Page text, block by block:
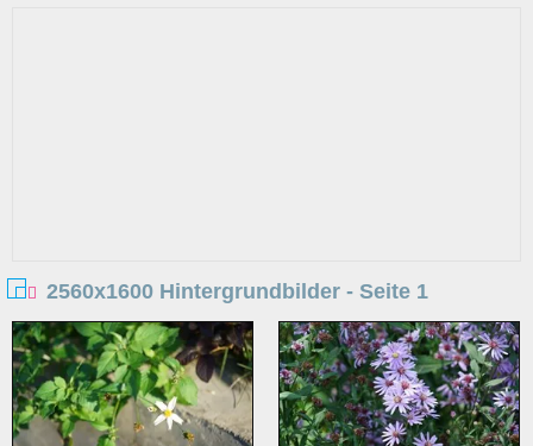
2560x1600 Hintergrundbilder - Seite 1